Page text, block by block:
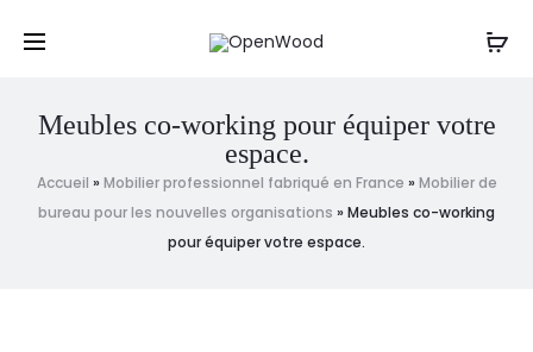
par sms ou par téléphone au : 06 61 20 12 88
Meubles co-working pour équiper votre
espace.
Accueil » Mobilier professionnel fabriqué en France » Mobilier de
bureau pour les nouvelles organisations » Meubles co-working
pour équiper votre espace.